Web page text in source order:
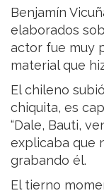
Benjamín
elaborados
actor fue muy
material que
El chileno
chiquita, es
“Dale, Bauti,
explicaba que
grabando él.
El tierno